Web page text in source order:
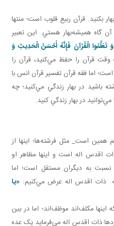
بکنيد. قرآن ربيع قلوب است؛ منتها
گاه هميشه‌بهار هستي. اين تعبير
تَعَلَّمُوا الْقُرْآنَ فَإِنَّهُ أَحْسَنُ الْحَدِيثِ وَ
قرآن را حفظ مي‌کنيد، قرآن را
اما فقه قرآن تفسير قرآن انس با
باشيد در بهار زندگي مي‌کنيد؛ چه
در بهار زندگي کنيد.
همين است_ مثل فرشته‌ها؛ اينها از
اقدس اله است و اينها مظاهر او
به ديگران مستقل است؛ اما
ذات اقدس اله عرض مي‌کنيم: «يا
مکلف‌اند موظف‌اند؛ اما در بين
ذات اقدس اله مي‌فرمايد يک عده